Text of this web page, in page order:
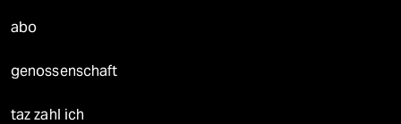
abo
genossenschaft
taz zahl ich